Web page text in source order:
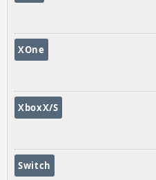
XOne
XboxX/S
Switch